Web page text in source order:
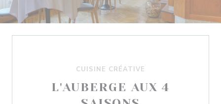
CUISINE CRÉATIVE
L'AUBERGE AUX 4